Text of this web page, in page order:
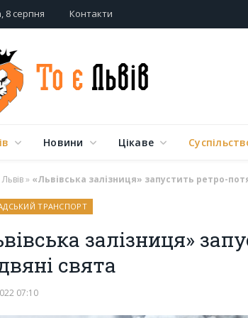
8 серпня Контакти
Новини Цікаве
Львів» «Львівська залізниця» запустить ретро-
ТРАНСПОРТ
залізниця»
свята
07:10